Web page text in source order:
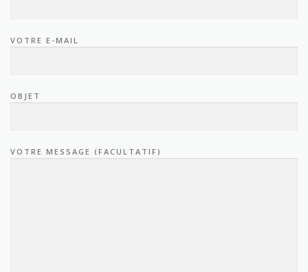
VOTRE E-MAIL
OBJET
VOTRE MESSAGE (FACULTATIF)